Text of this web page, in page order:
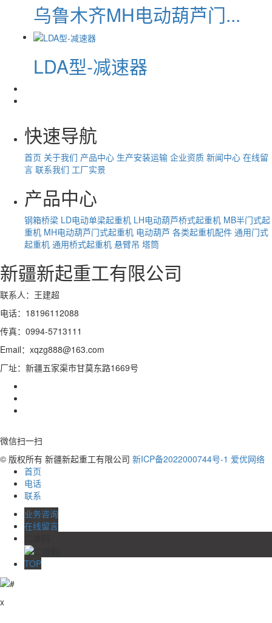
乌鲁木齐MH电动葫芦门...
LDA型-减速器
快速导航
首页 关于我们 产品中心 生产安装运输 企业资质 新闻中心 在线留
言 联系我们 工厂实景
产品中心
钢箱桥梁 LD电动单梁起重机 LH电动葫芦桥式起重机 MB半门式起
重机 MH电动葫芦门式起重机 电动葫芦 各类起重机配件 通用门式
起重机 通用桥式起重机 悬臂吊 塔筒
新疆新起重工有限公司
联系人：王建超
电话：18196112088
传真：0994-5713111
Email：xqzg888@163.com
厂址：新疆五家渠市甘莫东路1669号
微信扫一扫
© 版权所有 新疆新起重工有限公司 新ICP备2022000744号-1 爱优网络
首页
电话
联系
业务咨询
在线留言
TOP
x